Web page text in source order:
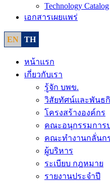
Technology Catalog
เอกสารเผยแพร่
EN TH
หน้าแรก
เกี่ยวกับเรา
รู้จัก บพข.
วิสัยทัศน์และพันธ
โครงสร้างองค์กร
คณะอนุกรรมการ
คณะทำงานกลั่นก
ผู้บริหาร
ระเบียบ กฎหมาย
รายงานประจำปี